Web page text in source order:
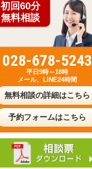
初回60分
無料相談
028-678-5243
平日9時～18時
メール、LINE24時間
無料相談の詳細はこちら
予約フォームはこちら